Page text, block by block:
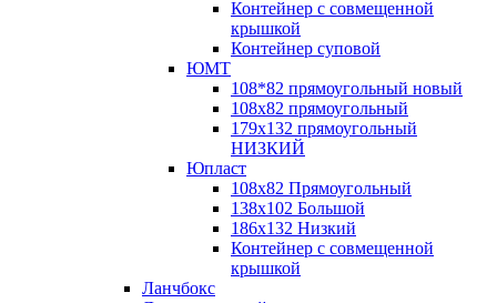
Контейнер с совмещенной
крышкой
Контейнер суповой
ЮМТ
108*82 прямоугольный новый
108х82 прямоугольный
179х132 прямоугольный
НИЗКИЙ
Юпласт
108х82 Прямоугольный
138х102 Большой
186х132 Низкий
Контейнер с совмещенной
крышкой
Ланчбокс